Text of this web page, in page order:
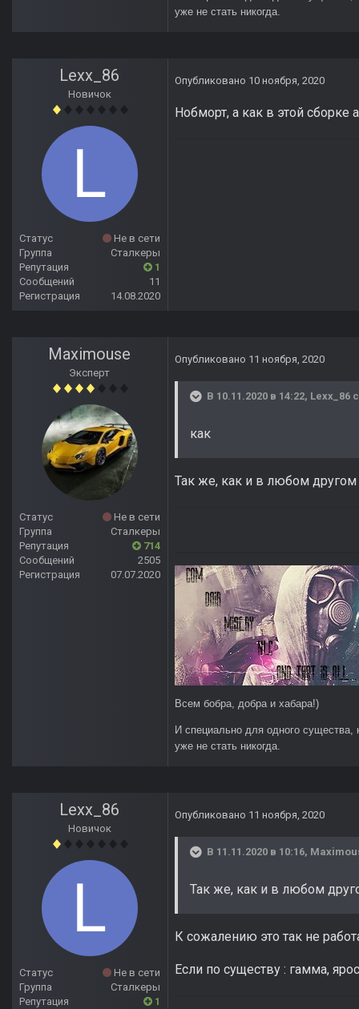
уже не стать никогда.
Lexx_86
Новичок
Статус
Не в сети
Группа
Сталкеры
Репутация
1
Сообщений
11
Регистрация
14.08.2020
Опубликовано 10 ноября, 2020
Нобморт, а как в этой сборке
Maximouse
Эксперт
Статус
Не в сети
Группа
Сталкеры
Репутация
714
Сообщений
2505
Регистрация
07.07.2020
Опубликовано 11 ноября, 2020
В 10.11.2020 в 14:22, Lexx_86
как
Так же, как и в любом другом
Всем бобра, добра и хабара!)
И специально для одного
уже не стать никогда.
Lexx_86
Новичок
Статус
Не в сети
Группа
Сталкеры
Репутация
1
Опубликовано 11 ноября, 2020
В 11.11.2020 в 10:16,
Так же, как и в любом
К сожалению это так не
Если по существу : гамма,